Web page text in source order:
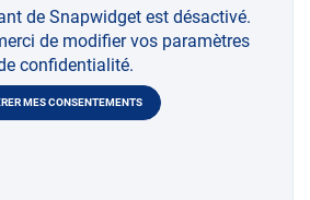
de Snapwidget est désactivé.
de modifier vos paramètres
confidentialité.
MES CONSENTEMENTS